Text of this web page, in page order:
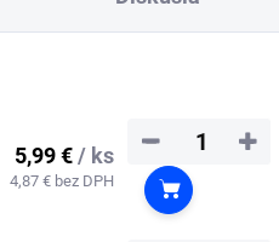
5,99 €/ ks
4,87 € bez DPH
+
−
Do košíka